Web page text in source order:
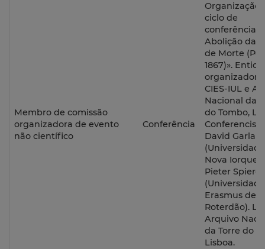
Membro de comissão
organizadora de evento
não científico
Conferência
Organização
ciclo de
conferências
Abolição da
de Morte
1867)».
CIES-IUL e
Nacional da
do Tombo,
David
Nova Iorque)
Pieter
(Universidade
Erasmus de
Roterdão).
Arquivo
da Torre do
Lisboa.